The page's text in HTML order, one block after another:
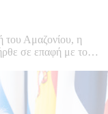
του Αμαζονίου, η
σε επαφή με το…